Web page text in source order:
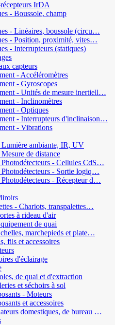
IrDA
- Boussole, champ
- Linéaires, boussole (circu…
- Position, proximité, vites…
- Interrupteurs (statiques)
capteurs
- Accéléromètres
- Gyroscopes
- Unités de mesure inertiell…
- Inclinomètres
- Optiques
- Interrupteurs d'inclinaison…
- Vibrations
Lumière ambiante, IR, UV
de distance
Photodétecteurs - Cellules CdS…
Photodétecteurs - Sortie logiq…
- Récepteur d…
- Chariots, transpalettes…
à rideau d'air
de quai
marchepieds et plate…
fils et accessoires
d'éclairage
de quai et d'extraction
et séchoirs à sol
- Moteurs
et accessoires
domestiques, de bureau …